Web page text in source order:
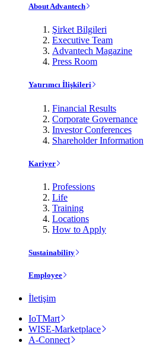
About Advantech
Şirket Bilgileri
Executive Team
Advantech Magazine
Press Room
Yatırımcı İlişkileri
Financial Results
Corporate Governance
Investor Conferences
Shareholder Information
Kariyer
Professions
Life
Training
Locations
How to Apply
Sustainability
Employee
İletişim
IoTMart
WISE-Marketplace
A-Connect